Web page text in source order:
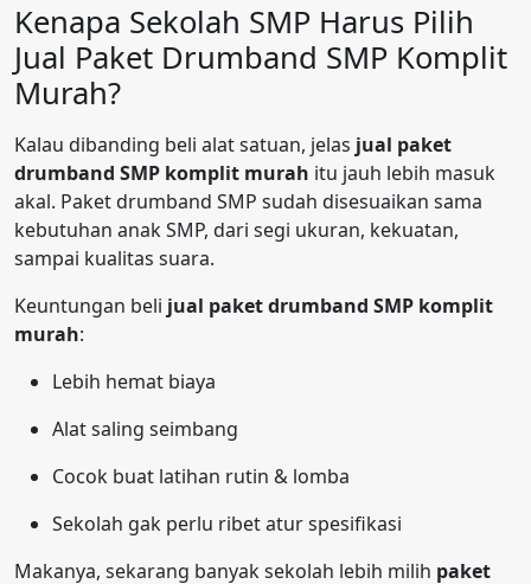
Kenapa Sekolah SMP Harus Pilih
Jual Paket Drumband SMP Komplit
Murah?
Kalau dibanding beli alat satuan, jelas jual paket
drumband SMP komplit murah itu jauh lebih masuk
akal. Paket drumband SMP sudah disesuaikan sama
kebutuhan anak SMP, dari segi ukuran, kekuatan,
sampai kualitas suara.
Keuntungan beli jual paket drumband SMP komplit
murah:
Lebih hemat biaya
Alat saling seimbang
Cocok buat latihan rutin & lomba
Sekolah gak perlu ribet atur spesifikasi
Makanya, sekarang banyak sekolah lebih milih paket